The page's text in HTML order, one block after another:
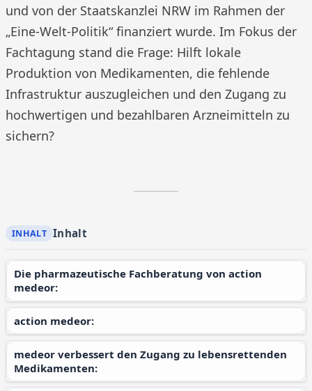
und von der Staatskanzlei NRW im Rahmen der
„Eine-Welt-Politik“ finanziert wurde. Im Fokus der
Fachtagung stand die Frage: Hilft lokale
Produktion von Medikamenten, die fehlende
Infrastruktur auszugleichen und den Zugang zu
hochwertigen und bezahlbaren Arzneimitteln zu
sichern?
Inhalt
Die pharmazeutische Fachberatung von action
medeor:
action medeor:
medeor verbessert den Zugang zu lebensrettenden
Medikamenten: